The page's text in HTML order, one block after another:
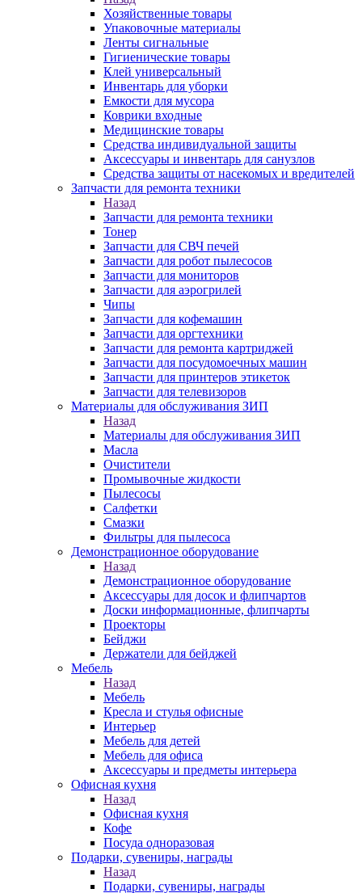
Хозяйственные товары
Упаковочные материалы
Ленты сигнальные
Гигиенические товары
Клей универсальный
Инвентарь для уборки
Емкости для мусора
Коврики входные
Медицинские товары
Средства индивидуальной защиты
Аксессуары и инвентарь для санузлов
Средства защиты от насекомых и вредителей
Запчасти для ремонта техники
Назад
Запчасти для ремонта техники
Тонер
Запчасти для СВЧ печей
Запчасти для робот пылесосов
Запчасти для мониторов
Запчасти для аэрогрилей
Чипы
Запчасти для кофемашин
Запчасти для оргтехники
Запчасти для ремонта картриджей
Запчасти для посудомоечных машин
Запчасти для принтеров этикеток
Запчасти для телевизоров
Материалы для обслуживания ЗИП
Назад
Материалы для обслуживания ЗИП
Масла
Очистители
Промывочные жидкости
Пылесосы
Салфетки
Смазки
Фильтры для пылесоса
Демонстрационное оборудование
Назад
Демонстрационное оборудование
Аксессуары для досок и флипчартов
Доски информационные, флипчарты
Проекторы
Бейджи
Держатели для бейджей
Мебель
Назад
Мебель
Кресла и стулья офисные
Интерьер
Мебель для детей
Мебель для офиса
Аксессуары и предметы интерьера
Офисная кухня
Назад
Офисная кухня
Кофе
Посуда одноразовая
Подарки, сувениры, награды
Назад
Подарки, сувениры, награды